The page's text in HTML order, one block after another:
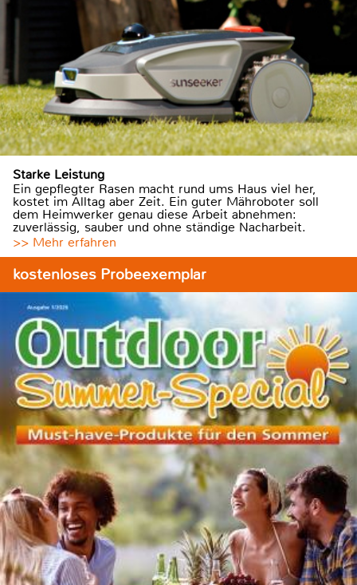
Starke Leistung
Ein gepflegter Rasen macht rund ums Haus viel her,
kostet im Alltag aber Zeit. Ein guter Mähroboter soll
dem Heimwerker genau diese Arbeit abnehmen:
zuverlässig, sauber und ohne ständige Nacharbeit.
>> Mehr erfahren
kostenloses Probeexemplar